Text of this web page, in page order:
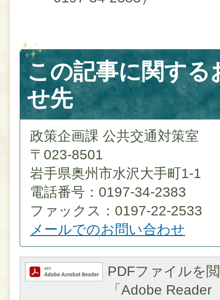
この記事に関する
せ先
政策企画課 公共交通対策室
〒023-8501
岩手県奥州市水沢大手町1-1
電話番号：0197-34-2383
ファックス：0197-22-2533
メールでのお問い合わせ
PDFファイルを
「Adobe Reader